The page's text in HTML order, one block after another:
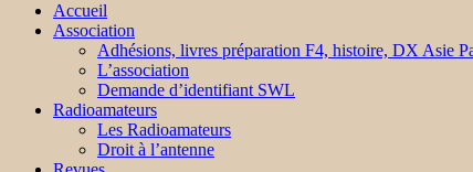
Accueil
Association
Adhésions, livres préparation F4, histoire, DX Asie
L’association
Demande d’identifiant SWL
Radioamateurs
Les Radioamateurs
Droit à l’antenne